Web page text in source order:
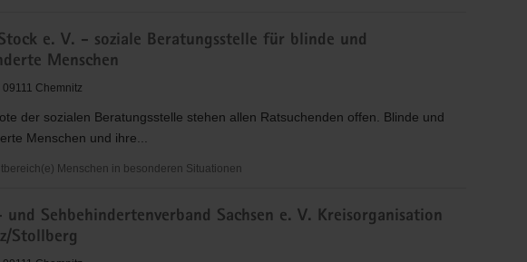
e. V. - soziale Beratungsstelle für blinde und
Menschen
Chemnitz
der sozialen Beratungsstelle stehen allen Ratsuchenden offen. Blinde und
Menschen und ihre...
Menschen in besonderen Situationen
und Sehbehindertenverband Sachsen e. V. Kreisorganisation
Stollberg